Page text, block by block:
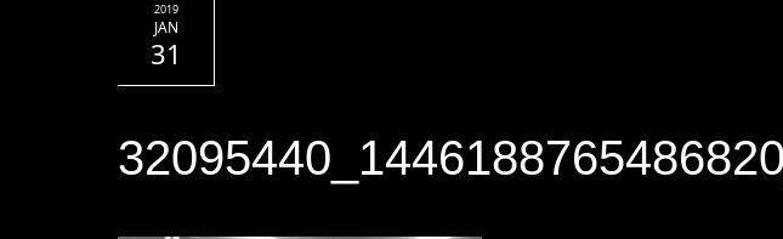
2019
JAN
31